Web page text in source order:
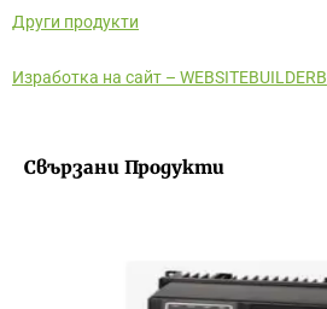
Други продукти
Изработка на сайт – WEBSITEBUILDERB
Свързани Продукти